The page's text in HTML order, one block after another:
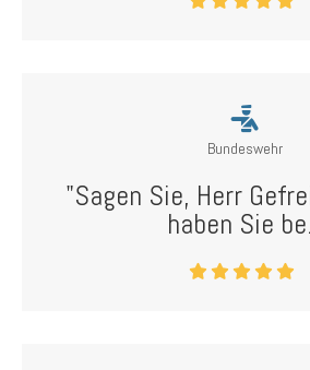
Bundeswehr
"Sagen Sie, Herr
haben Sie